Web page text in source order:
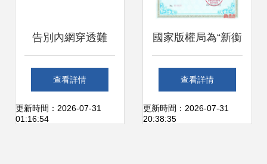
告別內網穿透難
題，手機與電腦無
縫對接神器——向
查看詳情
更新時間：2026-07-31
01:16:54
國家版權局為“新衡
陽”APP頒發軟件著
作權登記證書
查看詳情
更新時間：2026-07-31
20:38:35